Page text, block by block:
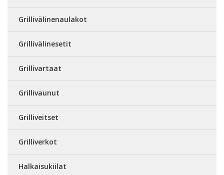
Grillivälinenaulakot
Grillivälinesetit
Grillivartaat
Grillivaunut
Grilliveitset
Grilliverkot
Halkaisukiilat